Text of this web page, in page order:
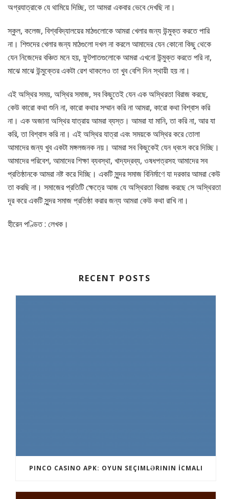
অগ্রযাত্রাকে যে থামিয়ে দিচ্ছি, তা আমরা একবার ভেবে দেখছি না।
স্কুল, কলেজ, বিশ্ববিদ্যালয়ের মাঠগুলোকে আমরা খেলার জন্য উন্মুক্ত করতে পারি
না। শিশুদের খেলার জন্য মাঠগুলো দখল না করলে আমাদের যেন কোনো কিছু থেকে
যেন নিজেদের বঞ্চিত মনে হয়, ফুটপাতগুলোকে আমরা এখনো উন্মুক্ত করতে পরি না,
মাঝে মাঝে উন্মুক্তের একটা রেশ থাকলেও তা খুব বেশি দিন স্থায়ী হয় না।
এই অস্থির সময়, অস্থির সমাজ, সব কিছুতেই যেন এক অস্থিরতা বিরাজ করছে,
কেউ কারো কথা শুনি না, কারো কথার সম্মান করি না আমরা, কারো কথা বিশ্বাস করি
না। এক অজানা অস্থির যাত্রায় আমরা ব্যস্ত। আমরা যা মানি, তা করি না, আর যা
করি, তা বিশ্বাস করি না। এই অস্থির যাত্রা এবং সময়কে অস্থির করে তোলা
আমাদের জন্য খুব একটা মঙ্গলজনক নয়। আমরা সব কিছুকেই যেন ধ্বংস করে দিচ্ছি।
আমাদের পরিবেশ, আমাদের শিক্ষা ব্যবস্থা, খাদ্যদ্রব্য, ওষধপত্রসহ আমাদের সব
প্রতিষ্ঠানকে আমরা নষ্ট করে দিচ্ছি। একটি সুন্দর সমাজ বিনির্মাণে যা দরকার আমরা কেউ
তা করছি না। সমাজের প্রতিটি ক্ষেত্রে আজ যে অস্থিরতা বিরাজ করছে সে অস্থিরতা
দূর করে একটি সুন্দর সমাজ প্রতিষ্ঠা করার জন্য আমরা কেউ কথা রাখি না।
হীরেন পণ্ডিত : লেখক।
RECENT POSTS
PINCO CASINO APK: OYUN SEÇIMLƏRININ İCMALI